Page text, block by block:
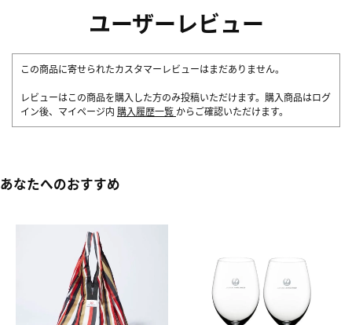
ユーザーレビュー
この商品に寄せられたカスタマーレビューはまだありません。
レビューはこの商品を購入した方のみ投稿いただけます。購入商品はログ
イン後、マイページ内 購入履歴一覧 からご確認いただけます。
あなたへのおすすめ